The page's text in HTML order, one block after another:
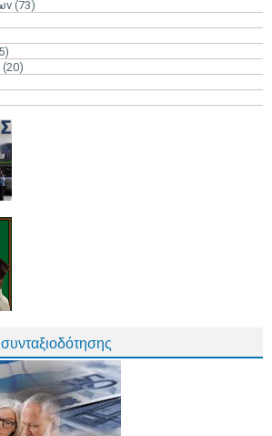
(73)
(20)